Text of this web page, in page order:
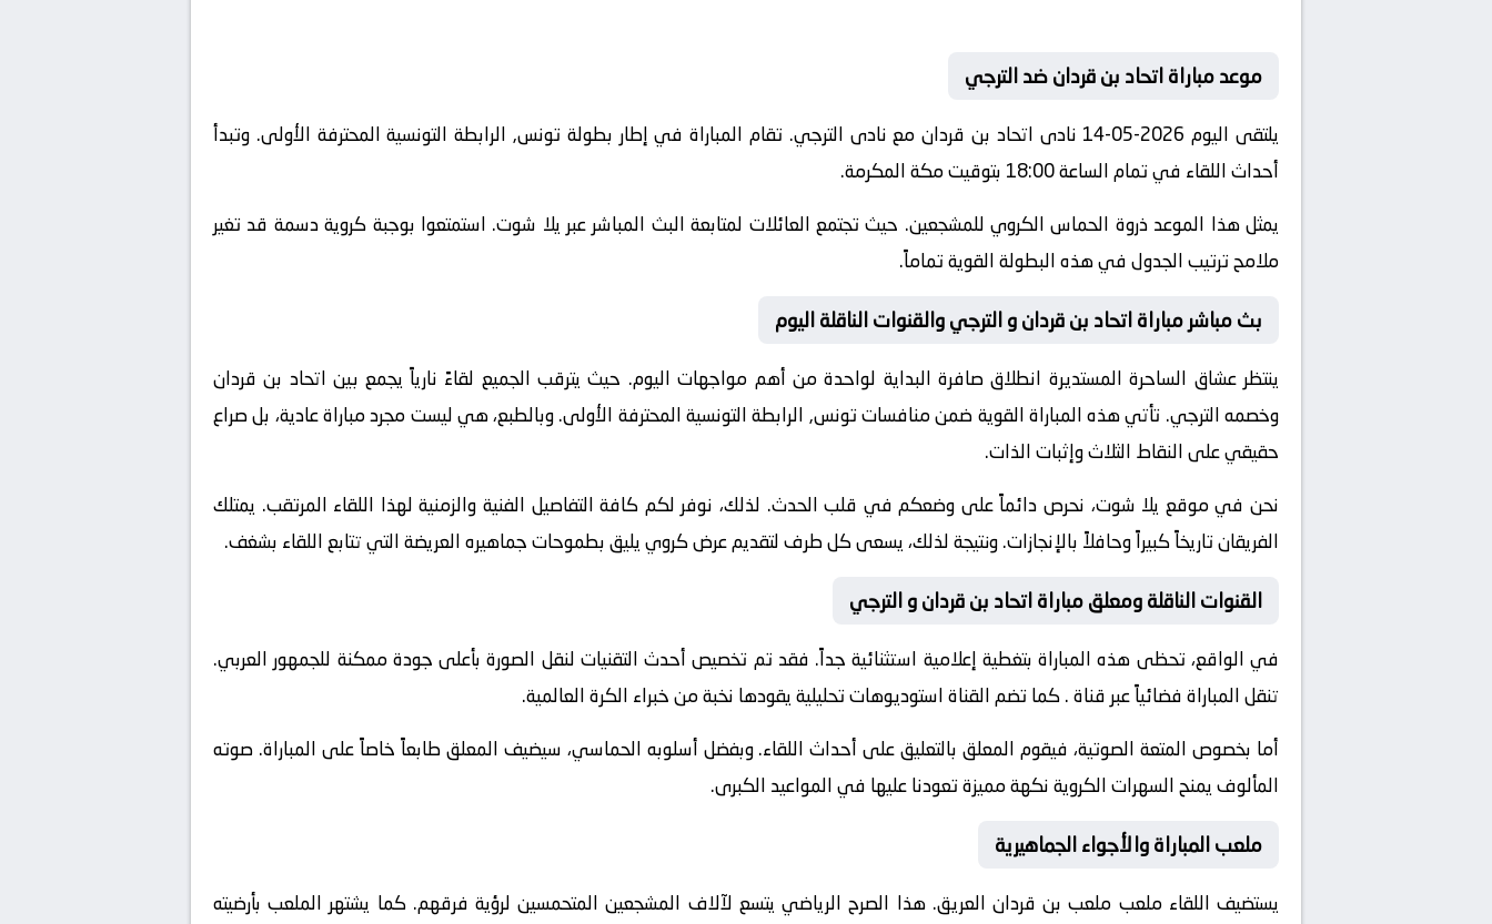
موعد مباراة اتحاد بن قردان ضد الترجي
يلتقى اليوم 2026-05-14 نادى اتحاد بن قردان مع نادى الترجي. تقام المباراة في إطار بطولة تونس, الرابطة التونسية المحترفة الأولى. وتبدأ
أحداث اللقاء في تمام الساعة 18:00 بتوقيت مكة المكرمة.
يمثل هذا الموعد ذروة الحماس الكروي للمشجعين. حيث تجتمع العائلات لمتابعة البث المباشر عبر يلا شوت. استمتعوا بوجبة كروية دسمة قد تغير
ملامح ترتيب الجدول في هذه البطولة القوية تماماً.
بث مباشر مباراة اتحاد بن قردان و الترجي والقنوات الناقلة اليوم
ينتظر عشاق الساحرة المستديرة انطلاق صافرة البداية لواحدة من أهم مواجهات اليوم. حيث يترقب الجميع لقاءً نارياً يجمع بين اتحاد بن قردان
وخصمهالترجي. تأتي هذه المباراة القوية ضمن منافساتتونس, الرابطة التونسية المحترفة الأولى. وبالطبع، هي ليست مجرد مباراة عادية، بل صراع
حقيقي على النقاط الثلاث وإثبات الذات.
نحن في موقع يلا شوت، نحرص دائماً على وضعكم في قلب الحدث. لذلك، نوفر لكم كافة التفاصيل الفنية والزمنية لهذا اللقاء المرتقب. يمتلك
الفريقان تاريخاً كبيراً وحافلاً بالإنجازات. ونتيجة لذلك، يسعى كل طرف لتقديم عرض كروي يليق بطموحات جماهيره العريضة التي تتابع اللقاء بشغف.
القنوات الناقلة ومعلق مباراة اتحاد بن قردان و الترجي
في الواقع، تحظى هذه المباراة بتغطية إعلامية استثنائية جداً. فقد تم تخصيص أحدث التقنيات لنقل الصورة بأعلى جودة ممكنة للجمهور العربي.
تنقل المباراة فضائياً عبر قناة. كما تضم القناة استوديوهات تحليلية يقودها نخبة من خبراء الكرة العالمية.
أما بخصوص المتعة الصوتية، فيقوم المعلق بالتعليق على أحداث اللقاء. وبفضل أسلوبه الحماسي، سيضيف المعلق طابعاً خاصاً على المباراة. صوته
المألوف يمنح السهرات الكروية نكهة مميزة تعودنا عليها في المواعيد الكبرى.
ملعب المباراة والأجواء الجماهيرية
يستضيف اللقاء ملعب ملعب بن قردان العريق. هذا الصرح الرياضي يتسع لآلاف المشجعين المتحمسين لرؤية فرقهم. كما يشتهر الملعب بأرضيته